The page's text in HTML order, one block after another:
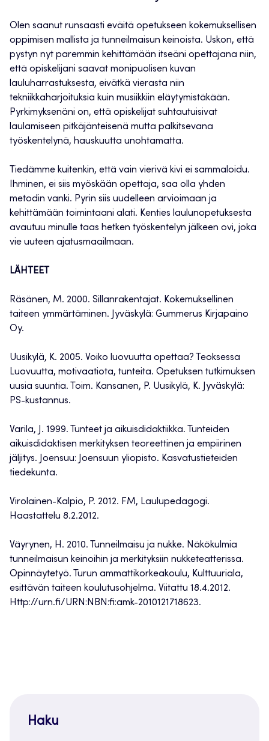
Olen saanut runsaasti eväitä opetukseen kokemuksellisen
oppimisen mallista ja tunneilmaisun keinoista. Uskon, että
pystyn nyt paremmin kehittämään itseäni opettajana niin,
että opiskelijani saavat monipuolisen kuvan
lauluharrastuksesta, eivätkä vierasta niin
tekniikkaharjoituksia kuin musiikkiin eläytymistäkään.
Pyrkimyksenäni on, että opiskelijat suhtautuisivat
laulamiseen pitkäjänteisenä mutta palkitsevana
työskentelynä, hauskuutta unohtamatta.
Tiedämme kuitenkin, että vain vierivä kivi ei sammaloidu.
Ihminen, ei siis myöskään opettaja, saa olla yhden
metodin vanki. Pyrin siis uudelleen arvioimaan ja
kehittämään toimintaani alati. Kenties laulunopetuksesta
avautuu minulle taas hetken työskentelyn jälkeen ovi, joka
vie uuteen ajatusmaailmaan.
LÄHTEET
Räsänen, M. 2000. Sillanrakentajat. Kokemuksellinen
taiteen ymmärtäminen. Jyväskylä: Gummerus Kirjapaino
Oy.
Uusikylä, K. 2005. Voiko luovuutta opettaa? Teoksessa
Luovuutta, motivaatiota, tunteita. Opetuksen tutkimuksen
uusia suuntia. Toim. Kansanen, P. Uusikylä, K. Jyväskylä:
PS-kustannus.
Varila, J. 1999. Tunteet ja aikuisdidaktiikka. Tunteiden
aikuisdidaktisen merkityksen teoreettinen ja empiirinen
jäljitys. Joensuu: Joensuun yliopisto. Kasvatustieteiden
tiedekunta.
Virolainen-Kalpio, P. 2012. FM, Laulupedagogi.
Haastattelu 8.2.2012.
Väyrynen, H. 2010. Tunneilmaisu ja nukke. Näkökulmia
tunneilmaisun keinoihin ja merkityksiin nukketeatterissa.
Opinnäytetyö. Turun ammattikorkeakoulu, Kulttuuriala,
esittävän taiteen koulutusohjelma. Viitattu 18.4.2012.
Http://urn.fi/URN:NBN:fi:amk-2010121718623.
Haku